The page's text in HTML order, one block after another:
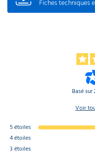
Fiches techniques
Basé sur
Voir
5étoiles
4étoiles
3 étoiles